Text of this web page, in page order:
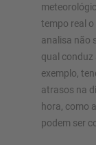
tempo real
analisa não
qual
exemplo,
atrasos na
hora, como
podem ser